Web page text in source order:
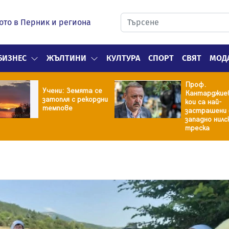
в Перник и региона
ЖЪЛТИНИ КУЛТУРА СПОРТ СВЯТ
Учени: Земята се
затопля с рекордни
темпове
Проф.
кои са най-
западно
треска